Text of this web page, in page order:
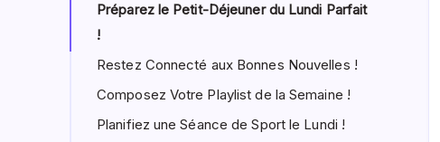
Préparez le Petit-Déjeuner du Lundi Parfait
!
Restez Connecté aux Bonnes Nouvelles !
Composez Votre Playlist de la Semaine !
Planifiez une Séance de Sport le Lundi !